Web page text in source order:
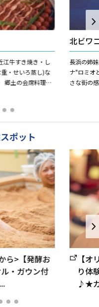
江牛すき焼き・し
・せいろ蒸し)な
郷土の会席料理も
北ビワ
長浜の姉
ナ"ロミオ
さな街の
ポット
ら>【発酵お
・ガウン付
【
り体
♪★ガ